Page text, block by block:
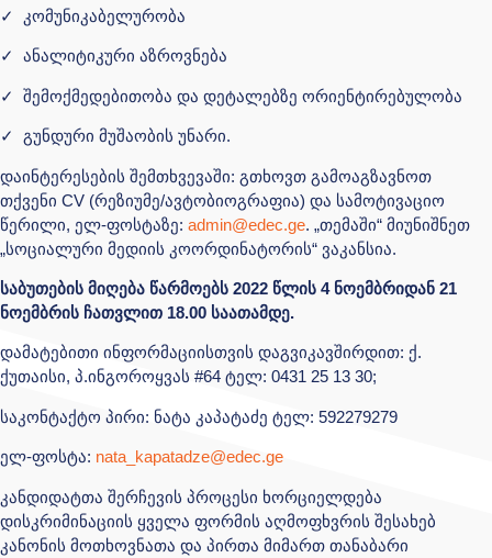
✓ კომუნიკაბელურობა
✓ ანალიტიკური აზროვნება
✓ შემოქმედებითობა და დეტალებზე ორიენტირებულობა
✓ გუნდური მუშაობის უნარი.
დაინტერესების შემთხვევაში: გთხოვთ გამოაგზავნოთ
თქვენი CV (რეზიუმე/ავტობიოგრაფია) და სამოტივაციო
წერილი, ელ-ფოსტაზე: admin@edec.ge. „თემაში“ მიუნიშნეთ
„სოციალური მედიის კოორდინატორის“ ვაკანსია.
საბუთების მიღება წარმოებს 2022 წლის 4 ნოემბრიდან 21
ნოემბრის ჩათვლით 18.00 საათამდე.
დამატებითი ინფორმაციისთვის დაგვიკავშირდით: ქ.
ქუთაისი, პ.ინგოროყვას #64 ტელ: 0431 25 13 30;
საკონტაქტო პირი: ნატა კაპატაძე ტელ: 592279279
ელ-ფოსტა: nata_kapatadze@edec.ge
კანდიდატთა შერჩევის პროცესი ხორციელდება
დისკრიმინაციის ყველა ფორმის აღმოფხვრის შესახებ
კანონის მოთხოვნათა და პირთა მიმართ თანაბარი